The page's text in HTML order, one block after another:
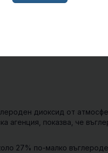
диоксид от
агенция, показва, че
27% по-малко